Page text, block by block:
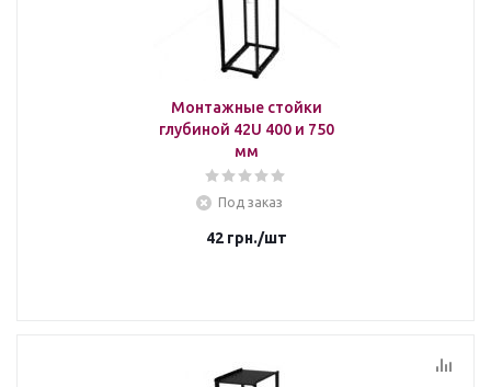
Монтажные стойки
глубиной 42U 400 и 750
мм
Под заказ
42грн./шт